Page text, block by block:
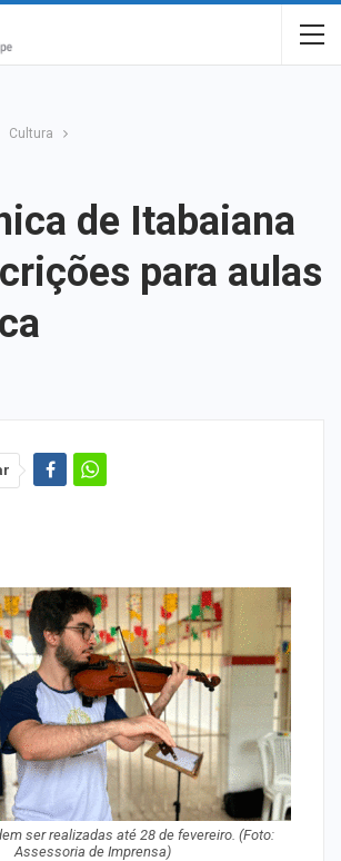
Cultura
de Itabaiana
para aulas
ser realizadas até 28 de fevereiro. (Foto:
Assessoria de Imprensa)